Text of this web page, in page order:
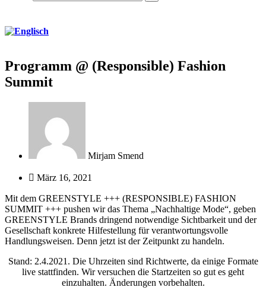
Programm @ (Responsible) Fashion
Summit
Mirjam Smend
März 16, 2021
Mit dem GREENSTYLE +++ (RESPONSIBLE) FASHION
SUMMIT +++ pushen wir das Thema „Nachhaltige Mode“, geben
GREENSTYLE Brands dringend notwendige Sichtbarkeit und der
Gesellschaft konkrete Hilfestellung für verantwortungsvolle
Handlungsweisen. Denn jetzt ist der Zeitpunkt zu handeln.
Stand: 2.4.2021. Die Uhrzeiten sind Richtwerte, da einige Formate
live stattfinden. Wir versuchen die Startzeiten so gut es geht
einzuhalten. Änderungen vorbehalten.